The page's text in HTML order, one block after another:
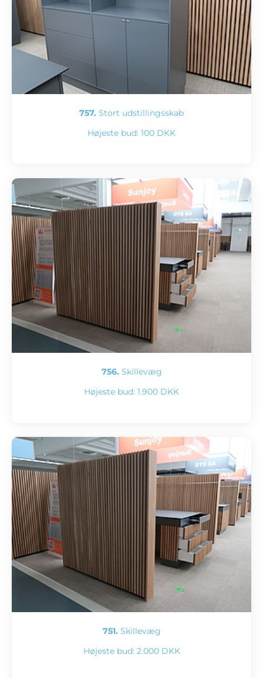
757. Stort udstillingsskab
Højeste bud: 100 DKK
756. Skillevæg
Højeste bud: 1.900 DKK
751. Skillevæg
Højeste bud: 2.000 DKK